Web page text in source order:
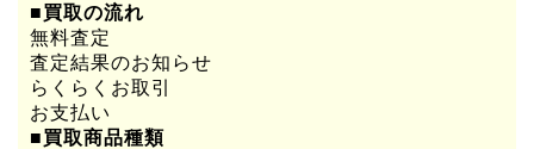
■買取の流れ
無料査定
査定結果のお知らせ
らくらくお取引
お支払い
■買取商品種類